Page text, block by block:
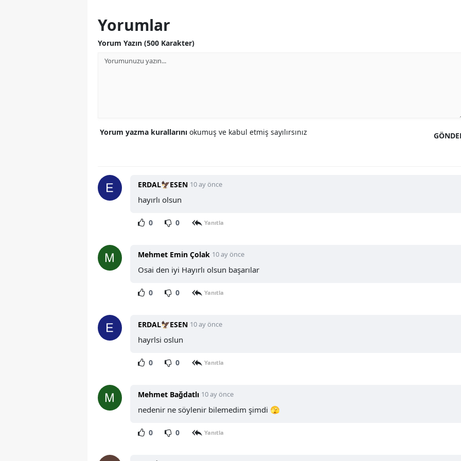
Yorumlar
Yorum Yazın (500 Karakter)
Yorum yazma kurallarını okumuş ve kabul etmiş sayılırsınız
ERDAL🦅ESEN 10 ay önce
hayırlı olsun
0 0 Yanıtla
Mehmet Emin Çolak 10 ay önce
Osai den iyi Hayırlı olsun başarılar
0 0 Yanıtla
ERDAL🦅ESEN 10 ay önce
hayrlsi oslun
0 0 Yanıtla
Mehmet Bağdatlı 10 ay önce
nedenir ne söylenir bilemedim şimdi 🫣
0 0 Yanıtla